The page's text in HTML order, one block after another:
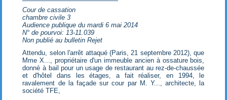
Cour de cassation
chambre civile 3
Audience publique du mardi 6 mai 2014
N° de pourvoi: 13-11.039
Non publié au bulletin Rejet
Attendu, selon l'arrêt attaqué (Paris, 21 septembre 2012), que
Mme X..., propriétaire d'un immeuble ancien à ossature bois,
donné à bail pour un usage de restaurant au rez-de-chaussée
et d'hôtel dans les étages, a fait réaliser, en 1994, le
ravalement de la façade sur cour par M. Y..., architecte, la
société TFE,